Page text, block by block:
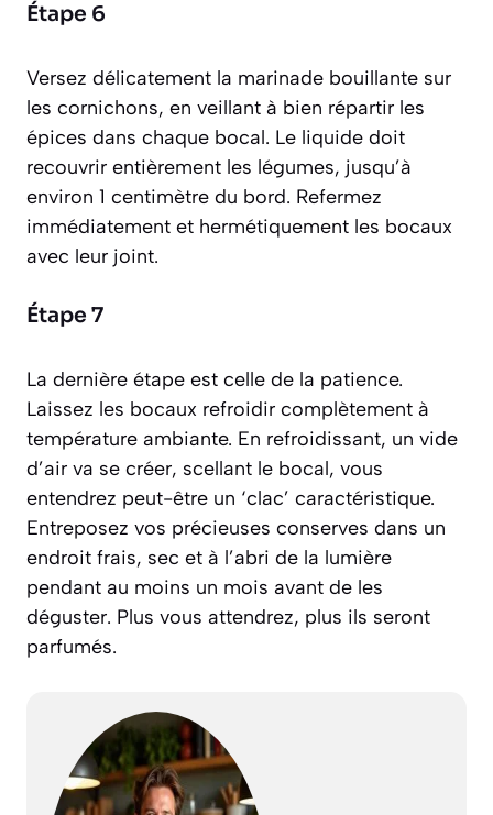
Étape 6
Versez délicatement la marinade bouillante sur
les cornichons, en veillant à bien répartir les
épices dans chaque bocal. Le liquide doit
recouvrir entièrement les légumes, jusqu’à
environ 1 centimètre du bord. Refermez
immédiatement et hermétiquement les bocaux
avec leur joint.
Étape 7
La dernière étape est celle de la patience.
Laissez les bocaux refroidir complètement à
température ambiante. En refroidissant, un vide
d’air va se créer, scellant le bocal, vous
entendrez peut-être un ‘clac’ caractéristique.
Entreposez vos précieuses conserves dans un
endroit frais, sec et à l’abri de la lumière
pendant au moins un mois avant de les
déguster. Plus vous attendrez, plus ils seront
parfumés.